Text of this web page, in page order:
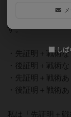
ードを抜く選択
これらを組み合
す。
・先証明＋戦術な
・後証明＋戦術な
・先証明＋戦術あ
・後証明＋戦術あ
私は「先証明＋
し